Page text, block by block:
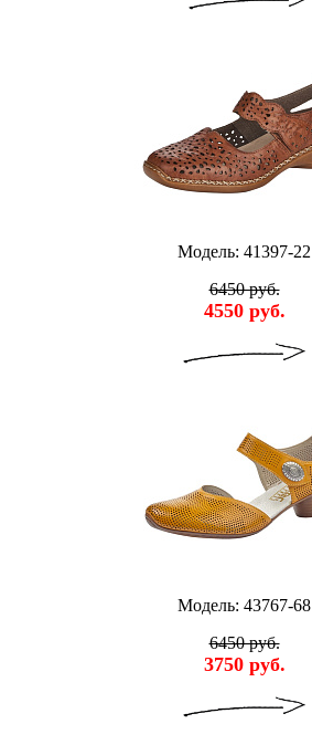
Модель: 41397-22
6450 руб.
4550 руб.
Модель: 43767-68
6450 руб.
3750 руб.